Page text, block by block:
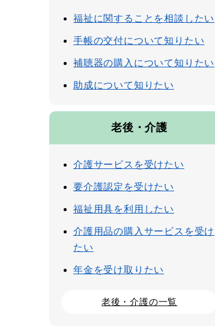
福祉に関することを相談したい
手帳の交付について知りたい
補聴器の購入について知りたい
助成について知りたい
老後・介護
介護サービスを受けたい
要介護認定を受けたい
福祉用具を利用したい
介護用品の購入サービスを受け
たい
年金を受け取りたい
老後・介護の一覧